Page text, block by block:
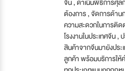
จีน , ดำเนินพิธีการศุ
ต้องการ , จัดการด้าน
ความสะดวกในการติ
โรงงานในประเทศจีน
สินค้าจากจีนมายังประ
ลูกค้า พร้อมบริการให้